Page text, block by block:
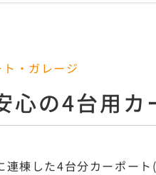
・ガレージ
心の4台用カ
連棟した4台分カーポー